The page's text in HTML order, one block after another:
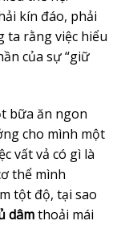
kín đáo, phải
ta rằng việc hiểu
của sự “giữ
bữa ăn ngon
cho mình một
vất vả có gì là
thể mình
tột độ, tại sao
dâmthoải mái